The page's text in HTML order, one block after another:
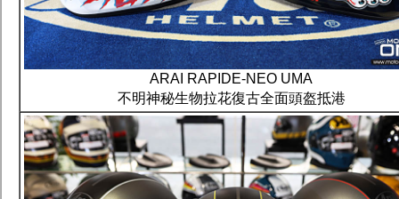
ARAI RAPIDE-NEO UMA
不明神秘生物拉花復古全面頭盔抵港